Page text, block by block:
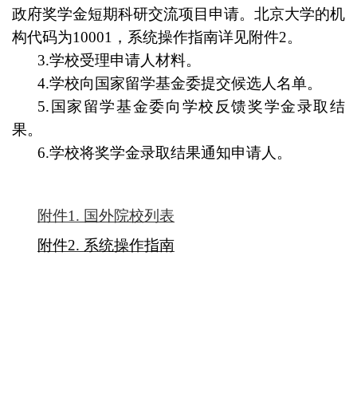
政府奖学金短期科研交流项目申请。 北京大学的机
构代码为10001，系统操作指南详见附件2。
3.学校受理申请人材料。
4.学校向国家留学基金委提交候选人名单。
5.国家留学基金委向 学校反馈奖学金录取结
果。
6.学校将奖学金录取结果通知申请人。
附件1. 国外院校列表
附件2. 系统操作指南